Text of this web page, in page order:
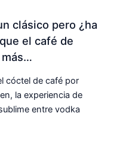
clásico pero ¿ha
el café de
más…
cóctel de café por
la experiencia de
entre vodka